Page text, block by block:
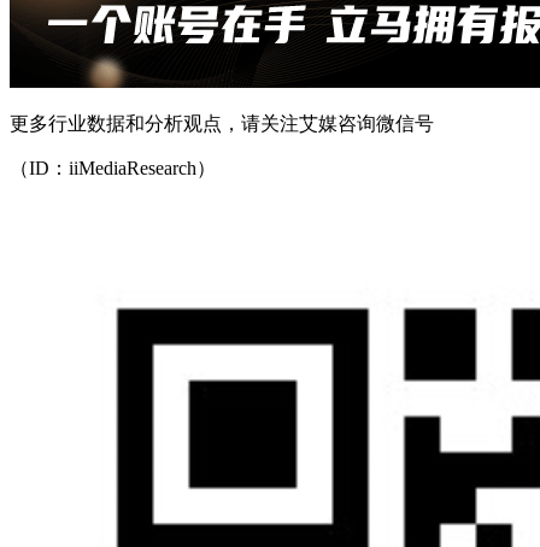
更多行业数据和分析观点，请关注艾媒咨询微信号
（ID：iiMediaResearch）